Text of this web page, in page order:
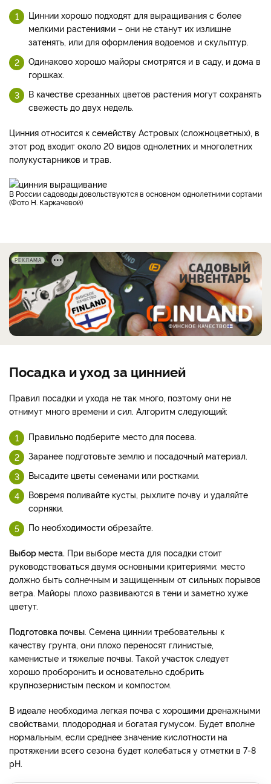
Циннии хорошо подходят для выращивания с более
мелкими растениями – они не станут их излишне
затенять, или для оформления водоемов и скульптур.
Одинаково хорошо майоры смотрятся и в саду, и дома в
горшках.
В качестве срезанных цветов растения могут сохранять
свежесть до двух недель.
Цинния относится к семейству Астровых (сложноцветных), в
этот род входит около 20 видов однолетних и многолетних
полукустарников и трав.
В России садоводы довольствуются в основном однолетними сортами
(Фото Н. Каркачевой)
РЕКЛАМА
Посадка и уход за циннией
Правил посадки и ухода не так много, поэтому они не
отнимут много времени и сил. Алгоритм следующий:
Правильно подберите место для посева.
Заранее подготовьте землю и посадочный материал.
Высадите цветы семенами или ростками.
Вовремя поливайте кусты, рыхлите почву и удаляйте
сорняки.
По необходимости обрезайте.
Выбор места. При выборе места для посадки стоит
руководствоваться двумя основными критериями: место
должно быть солнечным и защищенным от сильных порывов
ветра. Майоры плохо развиваются в тени и заметно хуже
цветут.
Подготовка почвы. Семена циннии требовательны к
качеству грунта, они плохо переносят глинистые,
каменистые и тяжелые почвы. Такой участок следует
хорошо проборонить и основательно сдобрить
крупнозернистым песком и компостом.
В идеале необходима легкая почва с хорошими дренажными
свойствами, плодородная и богатая гумусом. Будет вполне
нормальным, если среднее значение кислотности на
протяжении всего сезона будет колебаться у отметки в 7-8
рН.